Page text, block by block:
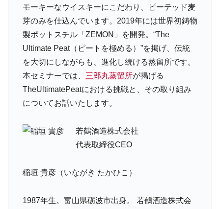
モーキーなウイスキーにこだわり、ピーテッド麦
芽のみを仕込んでいます。2019年には世界初鋳物
製ポットスチル「ZEMON」を開発。“The
Ultimate Peat（ピートを極める）”を掲げ、伝統
を大切にしながらも、進化し続ける蒸留所です。
本セミナーでは、 三郎丸蒸留所が掲げる
TheUltimatePeatにおける挑戦と、その取り組み
についてお話いたします。
若鶴酒造株式会社
代表取締役CEO
稲垣 貴彦（いながき たかひこ）
1987年⽣。富⼭県砺波市出⾝。 若鶴酒造株式会